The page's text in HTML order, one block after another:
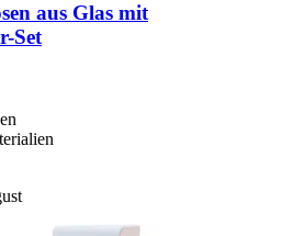
aus Glas mit
​Set